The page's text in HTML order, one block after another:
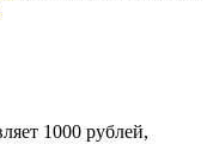
1000 рублей,